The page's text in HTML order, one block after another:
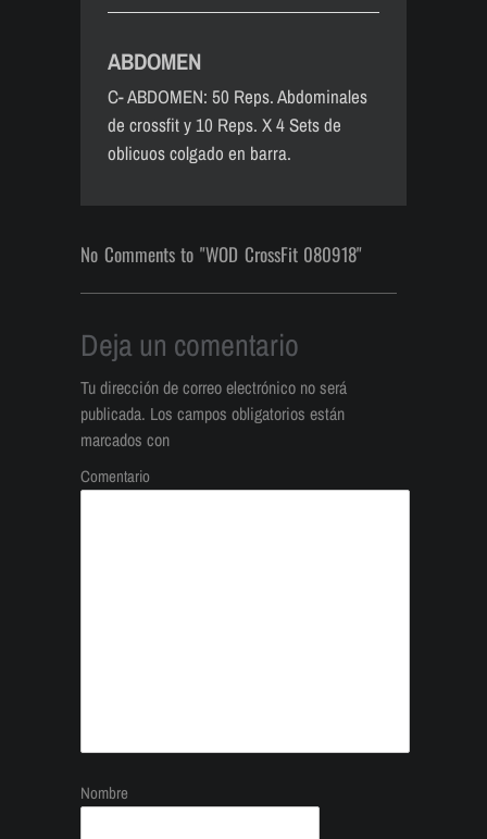
ABDOMEN
C- ABDOMEN: 50 Reps. Abdominales
de crossfit y 10 Reps. X 4 Sets de
oblicuos colgado en barra.
No Comments to "WOD CrossFit 080918"
Deja un comentario
Tu dirección de correo electrónico no será
publicada. Los campos obligatorios están
marcados con
Comentario
Nombre